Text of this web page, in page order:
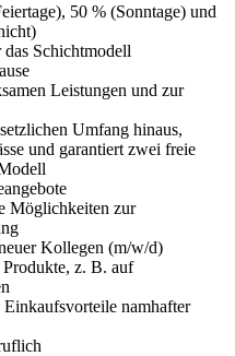
50 % (Sonntage) und
Schichtmodell
Leistungen und zur
Umfang hinaus,
und garantiert zwei freie
Möglichkeiten zur
Kollegen (m/w/d)
z. B. auf
namhafter